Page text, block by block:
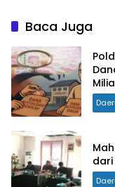
Baca Juga
dari